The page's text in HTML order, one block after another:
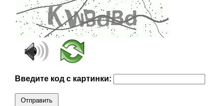
Введите код с картинки:
Отправить